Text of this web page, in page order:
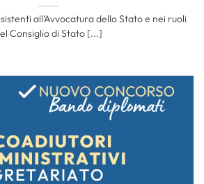
all’Avvocatura dello Stato e nei ruoli
Consiglio di Stato [...]